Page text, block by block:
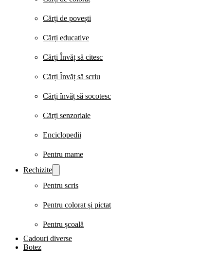
Cărți de povești
Cărți educative
Cărți Învăț să citesc
Cărți Învăț să scriu
Cărți învăț să socotesc
Cărți senzoriale
Enciclopedii
Pentru mame
Rechizite
Pentru scris
Pentru colorat și pictat
Pentru școală
Cadouri diverse
Botez